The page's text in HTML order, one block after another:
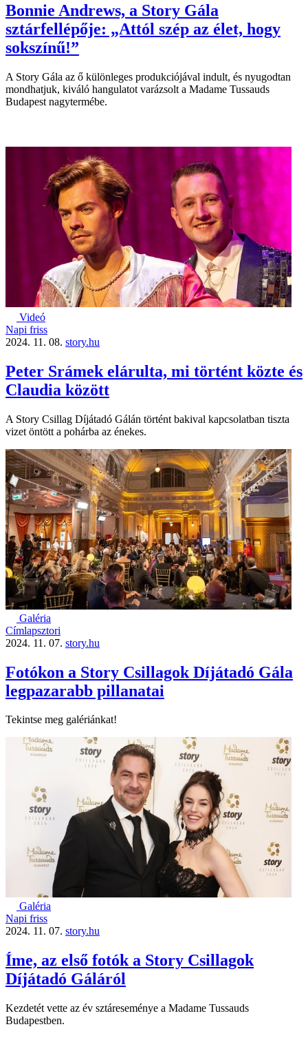
Bonnie Andrews, a Story Gála
sztárfellépője: „Attól szép az élet, hogy
sokszínű!”
A Story Gála az ő különleges produkciójával indult, és nyugodtan
mondhatjuk, kiváló hangulatot varázsolt a Madame Tussauds
Budapest nagytermébe.
Videó
Napi friss
2024. 11. 08. story.hu
Peter Srámek elárulta, mi történt közte és
Claudia között
A Story Csillag Díjátadó Gálán történt bakival kapcsolatban tiszta
vizet öntött a pohárba az énekes.
Galéria
Címlapsztori
2024. 11. 07. story.hu
Fotókon a Story Csillagok Díjátadó Gála
legpazarabb pillanatai
Tekintse meg galériánkat!
Galéria
Napi friss
2024. 11. 07. story.hu
Íme, az első fotók a Story Csillagok
Díjátadó Gáláról
Kezdetét vette az év sztáreseménye a Madame Tussauds
Budapestben.